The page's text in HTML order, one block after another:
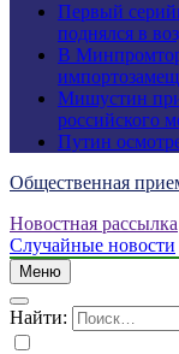
Первый
поднялся в
В
Мишустин
российского
Путин
Общественная
Новостная рассылка
Случайные новости
Меню
Найти: